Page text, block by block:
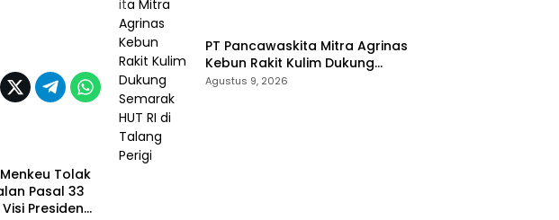
Tolak
Pasal 33
Presiden
‎PT Pancawaskita Mitra Agrinas
Kebun Rakit Kulim Dukung
Semarak HUT RI di Talang
Agustus 9, 2026